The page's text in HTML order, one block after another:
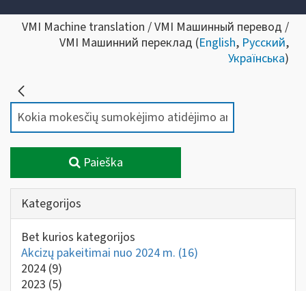
VMI Machine translation / VMI Машинный перевод /
VMI Машинний переклад (English, Русский,
Українська)
Paieška
Kategorijos
Bet kurios kategorijos
Akcizų pakeitimai nuo 2024 m. (16)
2024 (9)
2023 (5)